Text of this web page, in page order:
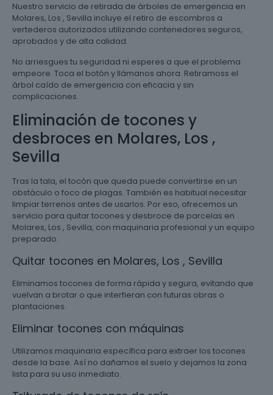
Nuestro servicio de retirada de árboles de emergencia en
Molares, Los , Sevilla incluye el retiro de escombros a
vertederos autorizados utilizando contenedores seguros,
aprobados y de alta calidad.
No arriesgues tu seguridad ni esperes a que el problema
empeore. Toca el botón y llámanos ahora. Retiramoss el
árbol caído de emergencia con eficacia y sin
complicaciones.
Eliminación de tocones y
desbroces en Molares, Los ,
Sevilla
Tras la tala, el tocón que queda puede convertirse en un
obstáculo o foco de plagas. También es habitual necesitar
limpiar terrenos antes de usarlos. Por eso, ofrecemos un
servicio para quitar tocones y desbroce de parcelas en
Molares, Los , Sevilla, con maquinaria profesional y un equipo
preparado.
Quitar tocones en Molares, Los , Sevilla
Eliminamos tocones de forma rápida y segura, evitando que
vuelvan a brotar o que interfieran con futuras obras o
plantaciones.
Eliminar tocones con máquinas
Utilizamos maquinaria específica para extraer los tocones
desde la base. Así no dañamos el suelo y dejamos la zona
lista para su uso inmediato.